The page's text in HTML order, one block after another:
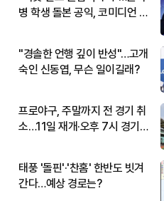
병 학생 돌본 공익, 코미디언 김
"경솔한 언행 깊이 반성"…고개
숙인 신동엽, 무슨 일이길래?
프로야구, 주말까지 전 경기 취
소…11일 재개·오후 7시 경기
태풍 '돌핀'·'찬홈' 한반도 빗겨
간다…예상 경로는?